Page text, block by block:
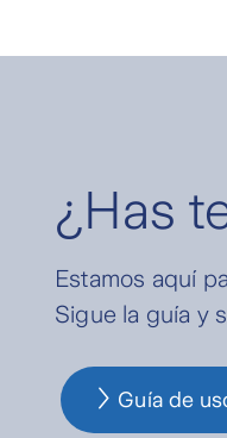
¿Has
Estamos aquí
Sigue la guía y
Guía de